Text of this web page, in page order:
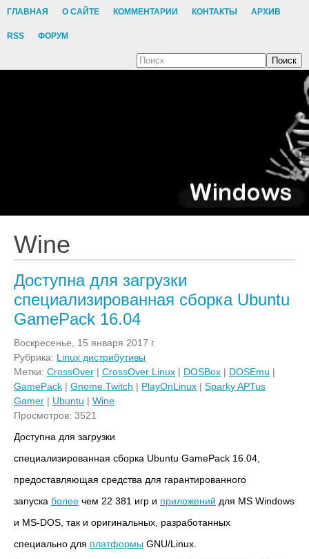
ГЛАВНАЯ О САЙТЕ КОММЕНТАРИИ КОНТАКТЫ АРХИВ
RSS ФОРУМ
Поиск
Wine
Доступна для загрузки
специализированная сборка Ubuntu
GamePack 16.04
Воскресенье, 15 января 2017 г.
Рубрика: Linux дистрибутивы
Метки: CrossOver | CrossOver Linux | DOSBox | DOSEmu |
GamePack | Gnome Twitch | PlayOnLinux | Sparky APTus
Gamer | Ubuntu | Wine
Просмотров: 3521
Доступна для загрузки
специализированная сборка Ubuntu GamePack 16.04,
предоставляющая средства для гарантированного
запуска более чем 22 381 игр и приложений для MS Windows
и MS-DOS, так и оригинальных, разработанных
специально для платформы GNU/Linux.